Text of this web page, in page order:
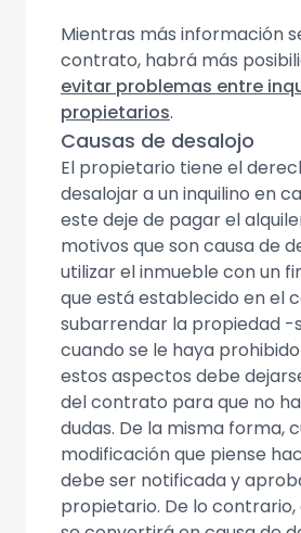
Mientras más información
contrato, habrá más
evitar problemas entre
propietarios.
Causas de desalojo
El propietario tiene el
desalojar a un inquilino en
este deje de pagar el
motivos que son causa de
utilizar el inmueble con un
que está establecido en el
subarrendar la propiedad -
cuando se le haya
estos aspectos debe
del contrato para que no
dudas. De la misma forma,
modificación que piense
debe ser notificada y
propietario. De lo